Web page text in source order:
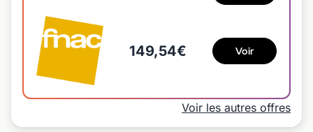
149,54€ Voir
Voir les autres offres